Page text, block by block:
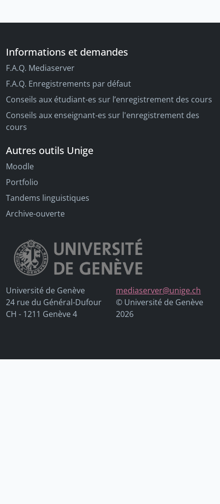
Informations et demandes
F.A.Q. Mediaserver
F.A.Q. Enregistrements par défaut
Conseils aux étudiant-es sur l’enregistrement des cours
Conseils aux enseignant-es sur l'enregistrement des
cours
Autres outils Unige
Moodle
Portfolio
Tandems linguistiques
Archive-ouverte
Université de Genève
24 rue du Général-Dufour
CH - 1211 Genève 4
mediaserver@unige.ch
© Université de Genève
2026